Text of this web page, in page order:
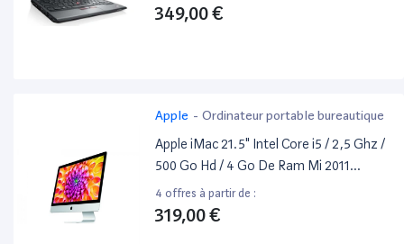
349,00 €
Apple - Ordinateur portable bureautique
Apple iMac 21.5" Intel Core i5 / 2,5 Ghz /
500 Go Hd / 4 Go De Ram Mi 2011
Reconditionné / Occasion
4 offres à partir de :
319,00 €